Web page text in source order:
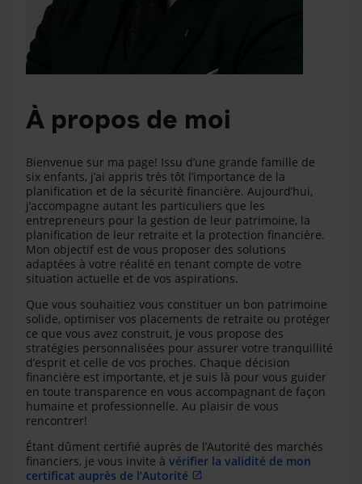
À propos de moi
Bienvenue sur ma page! Issu d’une grande famille de
six enfants, j’ai appris très tôt l’importance de la
planification et de la sécurité financière. Aujourd’hui,
j’accompagne autant les particuliers que les
entrepreneurs pour la gestion de leur patrimoine, la
planification de leur retraite et la protection financière.
Mon objectif est de vous proposer des solutions
adaptées à votre réalité en tenant compte de votre
situation actuelle et de vos aspirations.
Que vous souhaitiez vous constituer un bon patrimoine
solide, optimiser vos placements de retraite ou protéger
ce que vous avez construit, je vous propose des
stratégies personnalisées pour assurer votre tranquillité
d’esprit et celle de vos proches. Chaque décision
financière est importante, et je suis là pour vous guider
en toute transparence en vous accompagnant de façon
humaine et professionnelle. Au plaisir de vous
rencontrer!
Étant dûment certifié auprès de l’Autorité des marchés
financiers, je vous invite à vérifier la validité de mon
certificat auprès de l’Autorité